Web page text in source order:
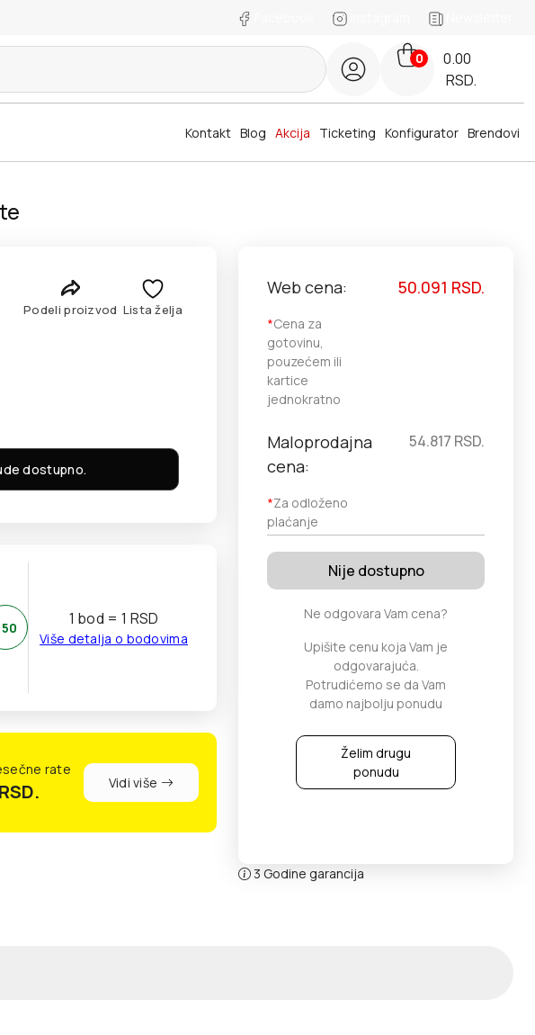
Instagram Newsletter
0
0.00
RSD.
Brendovi
Blog Akcija
Kontakt Ticketing Konfigurator
Podeli proizvod Lista želja
dostupno.
1 bod = 1 RSD
Više detalja o bodovima
rate
RSD. Vidi više
Web cena:
*Cena za
gotovinu,
pouzećem ili
kartice
jednokratno
50.091 RSD.
Maloprodajna
cena:
*Za odloženo
plaćanje
54.817 RSD.
Nije dostupno
Ne odgovara Vam cena?
Upišite cenu koja Vam je
odgovarajuća.
Potrudićemo se da Vam
damo najbolju ponudu
Želim drugu
ponudu
3 Godine garancija